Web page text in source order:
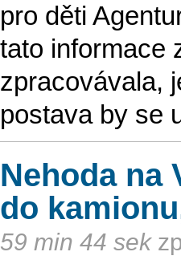
pro děti
tato informace
zpracovávala,
postava by se
Nehoda na
do
59 min 44 sek